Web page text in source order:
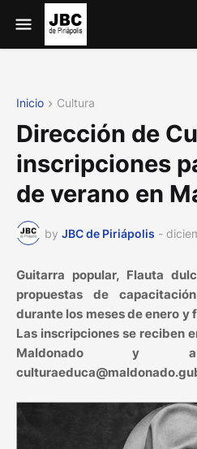
Inicio Cultura
Dirección de
inscripciones
de verano en
by JBC de Piriápolis -
Guitarra popular, Flauta
propuestas de
durante los meses de enero
Las inscripciones se reciben
Maldonado y